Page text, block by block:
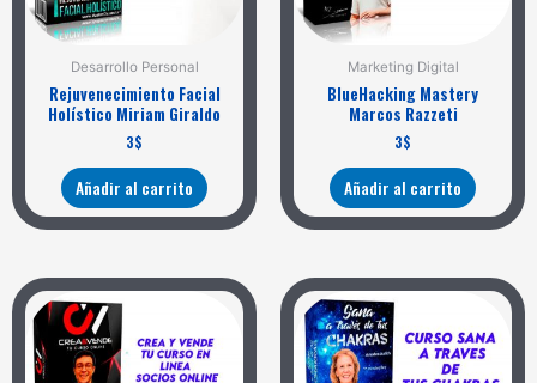
Desarrollo Personal
Rejuvenecimiento Facial
Holístico Miriam Giraldo
3$
Añadir al carrito
Marketing Digital
BlueHacking Mastery
Marcos Razzeti
3$
Añadir al carrito